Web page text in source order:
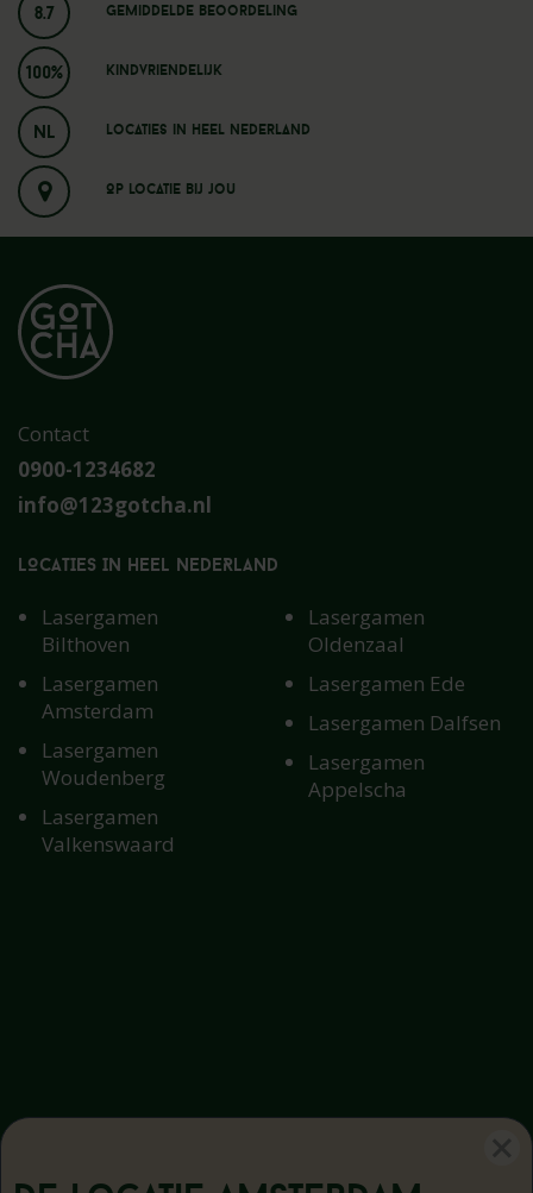
8.7 Gemiddelde beoordeling
100% Kindvriendelijk
NL Locaties in heel nederland
Op locatie bij jou
Contact
0900-1234682
info@123gotcha.nl
LOCATIES IN HEEL NEDERLAND
Lasergamen
Bilthoven
Lasergamen
Amsterdam
Lasergamen
Woudenberg
Lasergamen
Valkenswaard
Lasergamen
Oldenzaal
Lasergamen Ede
Lasergamen Dalfsen
Lasergamen
Appelscha
De locatie